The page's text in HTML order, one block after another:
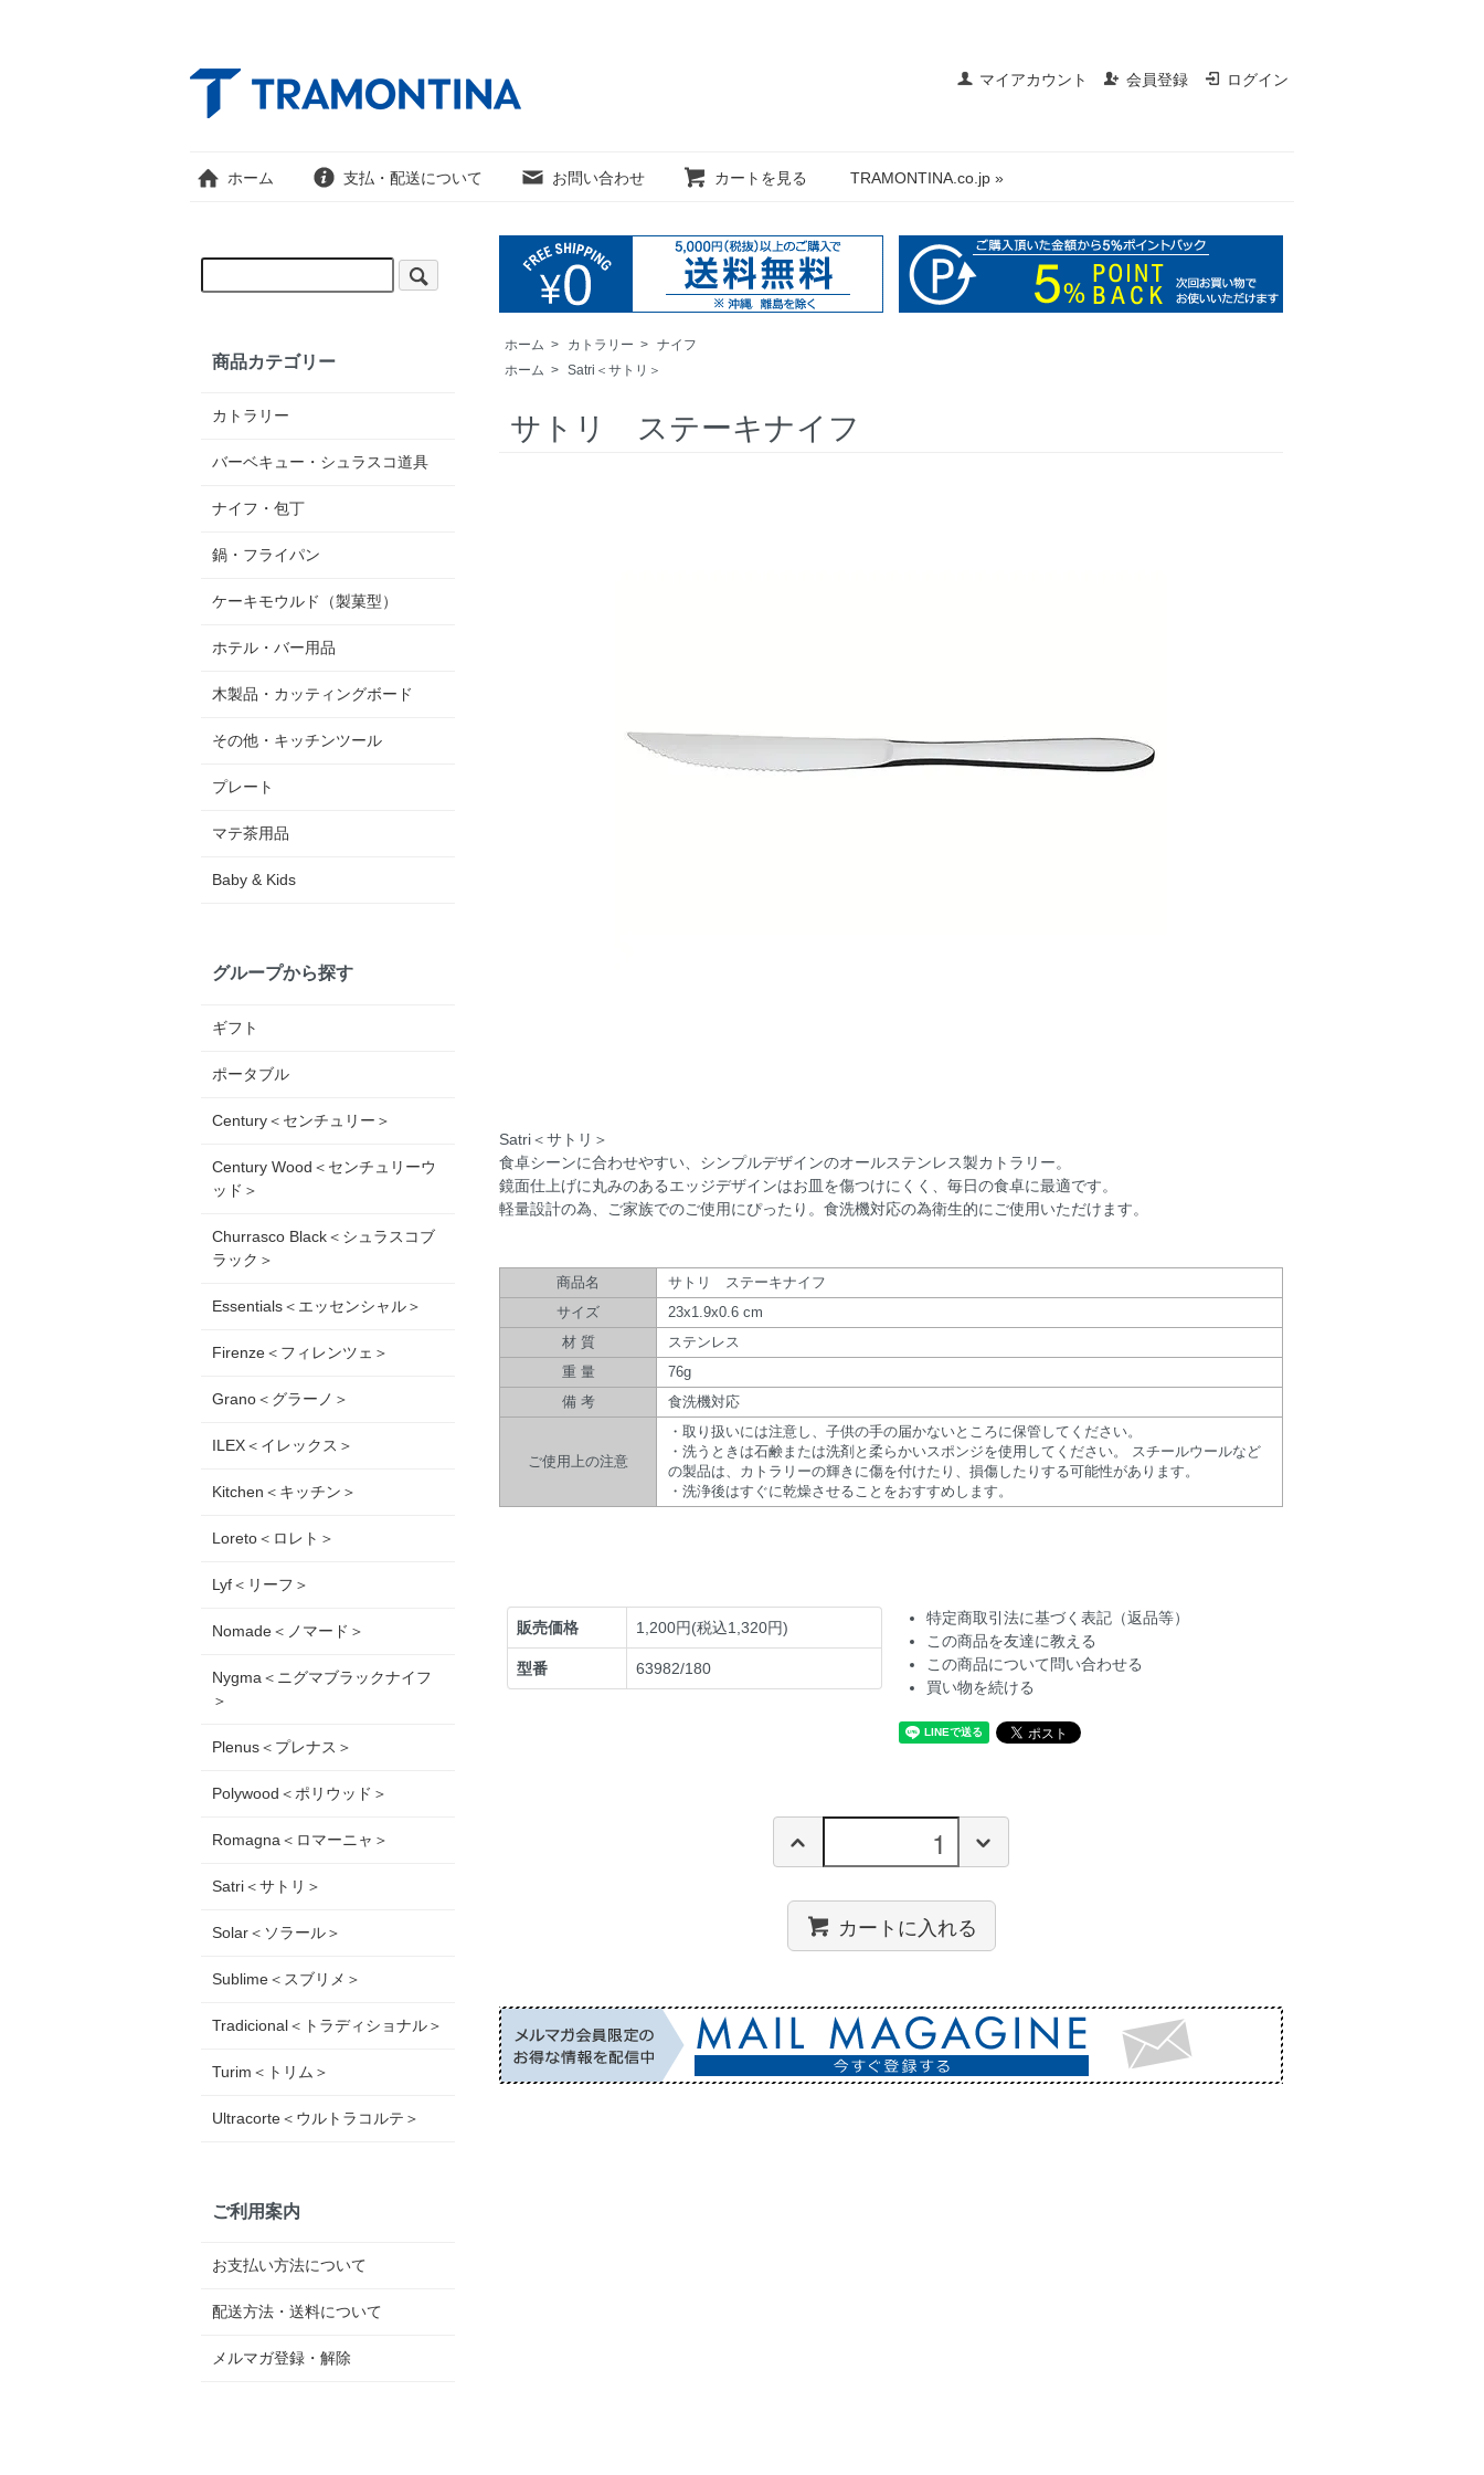
マイアカウント 会員登録 ログイン
ホーム 支払・配送について お問い合わせ カートを見る TRAMONTINA.co.jp »
ホーム > カトラリー > ナイフ
ホーム > Satri＜サトリ＞
サトリ ステーキナイフ
Satri＜サトリ＞
食卓シーンに合わせやすい、シンプルデザインのオールステンレス製カトラリー。
鏡面仕上げに丸みのあるエッジデザインはお皿を傷つけにくく、毎日の食卓に最適です。
軽量設計の為、ご家族でのご使用にぴったり。食洗機対応の為衛生的にご使用いただけます。
商品名
サトリ ステーキナイフ
サイズ
23x1.9x0.6 cm
材 質
ステンレス
重 量
76g
備 考
食洗機対応
ご使用上の注意
・取り扱いには注意し、子供の手の届かないところに保管してください。
・洗うときは石鹸または洗剤と柔らかいスポンジを使用してください。 スチールウールなど
の製品は、カトラリーの輝きに傷を付けたり、損傷したりする可能性があります。
・洗浄後はすぐに乾燥させることをおすすめします。
販売価格 1,200円(税込1,320円)
型番 63982/180
特定商取引法に基づく表記（返品等）
この商品を友達に教える
この商品について問い合わせる
買い物を続ける
カートに入れる
商品カテゴリー
カトラリー
バーベキュー・シュラスコ道具
ナイフ・包丁
鍋・フライパン
ケーキモウルド（製菓型）
ホテル・バー用品
木製品・カッティングボード
その他・キッチンツール
プレート
マテ茶用品
Baby & Kids
グループから探す
ギフト
ポータブル
Century＜センチュリー＞
Century Wood＜センチュリーウ
ッド＞
Churrasco Black＜シュラスコブ
ラック＞
Essentials＜エッセンシャル＞
Firenze＜フィレンツェ＞
Grano＜グラーノ＞
ILEX＜イレックス＞
Kitchen＜キッチン＞
Loreto＜ロレト＞
Lyf＜リーフ＞
Nomade＜ノマード＞
Nygma＜ニグマブラックナイフ
＞
Plenus＜プレナス＞
Polywood＜ポリウッド＞
Romagna＜ロマーニャ＞
Satri＜サトリ＞
Solar＜ソラール＞
Sublime＜スブリメ＞
Tradicional＜トラディショナル＞
Turim＜トリム＞
Ultracorte＜ウルトラコルテ＞
ご利用案内
お支払い方法について
配送方法・送料について
メルマガ登録・解除